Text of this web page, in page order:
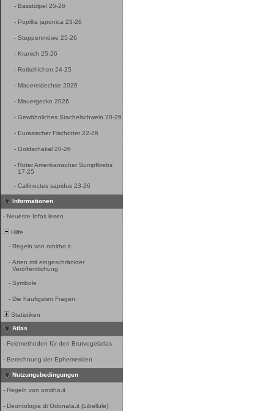
- Basstölpel 25-26
- Popillia japonica 23-26
- Steppenmöwe 25-26
- Kranich 25-26
- Rotkehlchen 24-25
- Mauereidechse 2026
- Mauergecko 2026
- Gewöhnliches Stachelschwein 20-26
- Eurasischer Fischotter 22-26
- Goldschakal 20-26
- Roter Amerikanischer Sumpfkrebs
17-25
- Callinectes sapidus 23-26
Informationen
- Neueste Infos lesen
Hilfe
- Regeln von ornitho.it
- Arten mit eingeschränkter
Veröffentlichung
- Symbole
- Die häufigsten Fragen
Statistiken
Atlas
- Feldmethoden für den Brutvogelatlas
- Berechnung der Ephemeriden
Nutzungsbedingungen
- Regeln von ornitho.it
- Deontologia di Odonata.it (Libellule)